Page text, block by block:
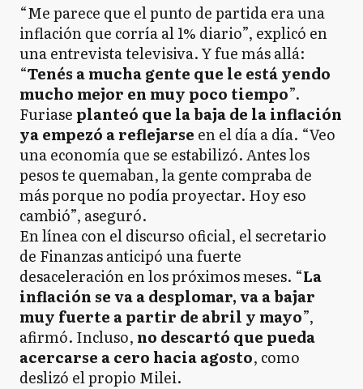
“Me parece que el punto de partida era una
inflación que corría al 1% diario”, explicó en
una entrevista televisiva. Y fue más allá:
“Tenés a mucha gente que le está yendo
mucho mejor en muy poco tiempo”.
Furiase planteó que la baja de la inflación
ya empezó a reflejarse en el día a día. “Veo
una economía que se estabilizó. Antes los
pesos te quemaban, la gente compraba de
más porque no podía proyectar. Hoy eso
cambió”, aseguró.
En línea con el discurso oficial, el secretario
de Finanzas anticipó una fuerte
desaceleración en los próximos meses. “La
inflación se va a desplomar, va a bajar
muy fuerte a partir de abril y mayo”,
afirmó. Incluso, no descartó que pueda
acercarse a cero hacia agosto, como
deslizó el propio Milei.